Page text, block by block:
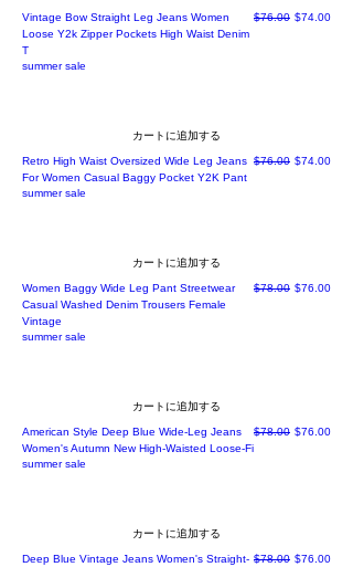
Vintage Bow Straight Leg Jeans Women
Loose Y2k Zipper Pockets High Waist Denim
T
通常価格
$76.00 セール価格
$74.00
summer sale
カートに追加する
Retro High Waist Oversized Wide Leg Jeans
For Women Casual Baggy Pocket Y2K Pant
通常価格
$76.00 セール価格
$74.00
summer sale
カートに追加する
Women Baggy Wide Leg Pant Streetwear
Casual Washed Denim Trousers Female
Vintage
通常価格
$78.00 セール価格
$76.00
summer sale
カートに追加する
American Style Deep Blue Wide-Leg Jeans
Women's Autumn New High-Waisted Loose-Fi
通常価格
$78.00 セール価格
$76.00
summer sale
カートに追加する
Deep Blue Vintage Jeans Women's Straight- 通常価格
$78.00 セール価格
$76.00